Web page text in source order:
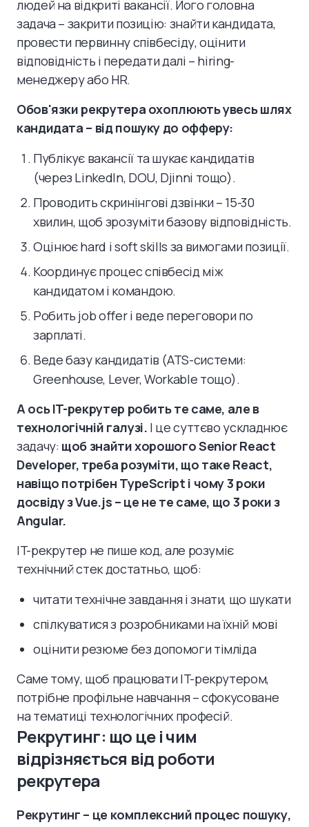
людей на відкриті вакансії. Його головна
задача – закрити позицію: знайти кандидата,
провести первинну співбесіду, оцінити
відповідність і передати далі – hiring-
менеджеру або HR.
Обов'язки рекрутера охоплюють увесь шлях
кандидата – від пошуку до офферу:
Публікує вакансії та шукає кандидатів
(через LinkedIn, DOU, Djinni тощо).
Проводить скринінгові дзвінки – 15-30
хвилин, щоб зрозуміти базову відповідність.
Оцінює hard і soft skills за вимогами позиції.
Координує процес співбесід між
кандидатом і командою.
Робить job offer і веде переговори по
зарплаті.
Веде базу кандидатів (ATS-системи:
Greenhouse, Lever, Workable тощо).
А ось IT-рекрутер робить те саме, але в
технологічній галузі. І це суттєво ускладнює
задачу: щоб знайти хорошого Senior React
Developer, треба розуміти, що таке React,
навіщо потрібен TypeScript і чому 3 роки
досвіду з Vue.js – це не те саме, що 3 роки з
Angular.
IT-рекрутер не пише код, але розуміє
технічний стек достатньо, щоб:
читати технічне завдання і знати, що шукати
спілкуватися з розробниками на їхній мові
оцінити резюме без допомоги тімліда
Саме тому, щоб працювати IT-рекрутером,
потрібне профільне навчання – сфокусоване
на тематиці технологічних професій.
Рекрутинг: що це і чим
відрізняється від роботи
рекрутера
Рекрутинг – це комплексний процес пошуку,